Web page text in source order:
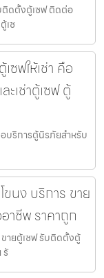
ติดตั้งตู้เซฟ ติดต่อ
เซ
ซฟให้เช่า คือ
เช่าตู้เซฟ ตู้
อบริการตู้นิรภัยสำหรับ
นง บริการ ขาย
าชีพ ราคาถูก
ขายตู้เซฟ รับติดตั้งตู้
รั